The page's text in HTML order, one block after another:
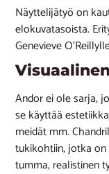
Näyttelijätyö on
elokuvatasoista.
Genevieve
Andor ei ole sarja,
se käyttää
meidät mm.
tukikohtiin, jotka
tumma, realistinen